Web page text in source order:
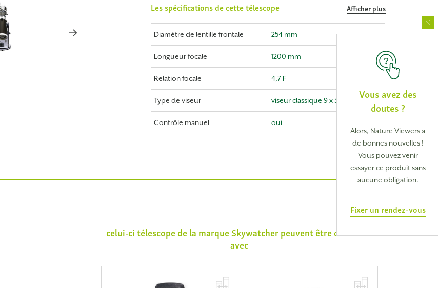
Les spécifications de cette télescope Afficher plus
Diamètre de lentille frontale 254 mm
Longueur focale 1200 mm
Relation focale 4,7 F
Type de viseur viseur classique 9 x 50
Contrôle manuel oui
celui-ci télescope de la marqueSkywatcherpeuvent être combinés
avec
Vous avez des
doutes ?
Alors, Nature Viewers a
de bonnes nouvelles !
Vous pouvez venir
essayer ce produit sans
aucune obligation.
Fixer un rendez-vous